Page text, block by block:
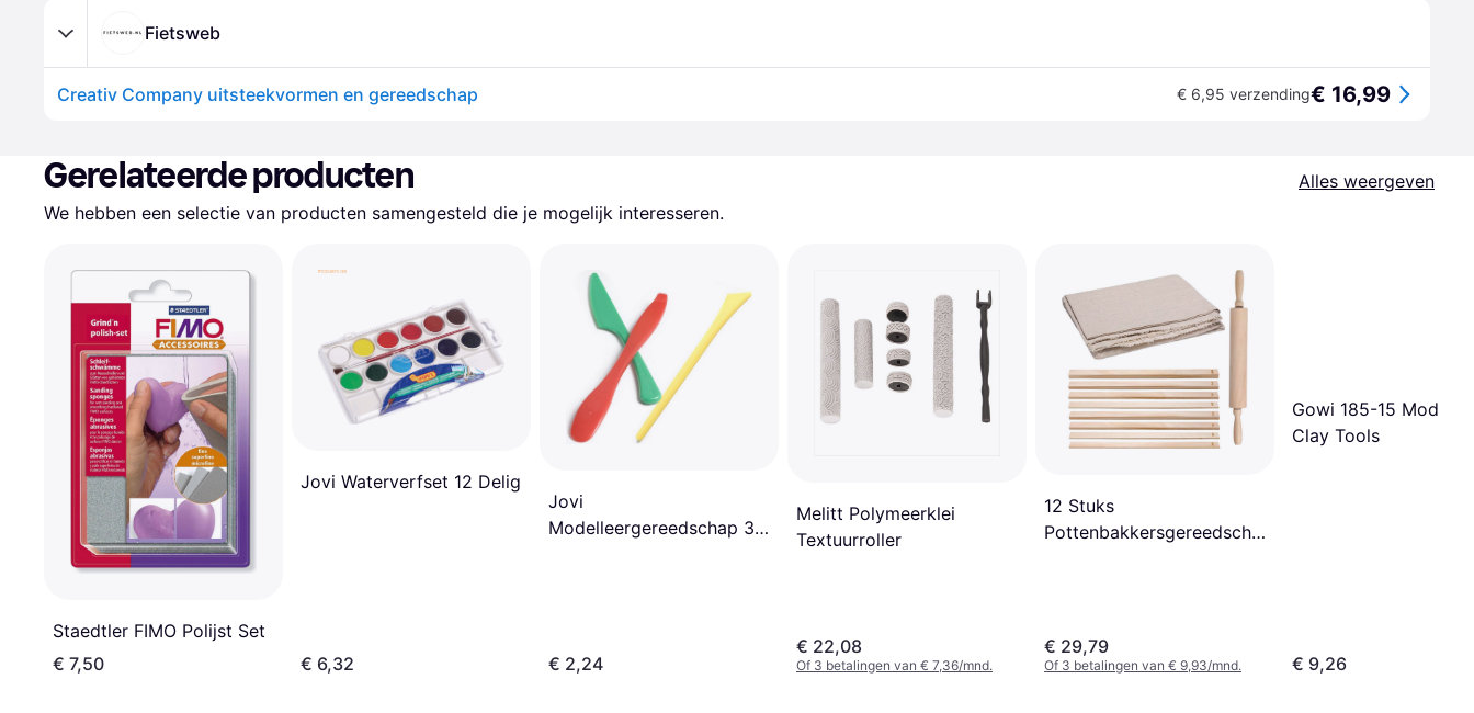
Fietsweb
Creativ Company uitsteekvormen en gereedschap € 6,95 verzending€ 16,99
Gerelateerde producten
Alles weergeven
We hebben een selectie van producten samengesteld die je mogelijk interesseren.
Staedtler FIMO Polijst Set
€ 7,50
Jovi Waterverfset 12 Delig
€ 6,32
Jovi
Modelleergereedschap 3-
€ 2,24
Melitt Polymeerklei
Textuurroller
€ 22,08
Of 3 betalingen van € 7,36/mnd.
12 Stuks
Pottenbakkersgereedschappen
€ 29,79
Of 3 betalingen van € 9,93/mnd.
Gowi 185-15
Clay Tools
€ 9,26